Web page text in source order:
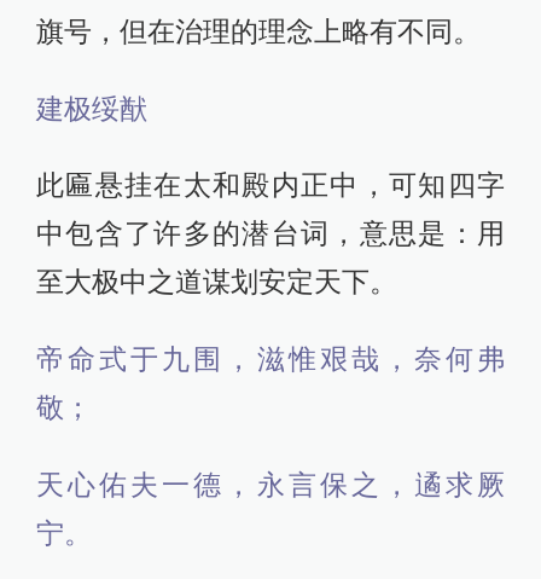
旗号，但在治理的理念上略有不同。
建极绥猷
此匾悬挂在太和殿内正中，可知四字
中包含了许多的潜台词，意思是：用
至大极中之道谋划安定天下。
帝命式于九围，滋惟艰哉，奈何弗
敬；
天心佑夫一德，永言保之，遹求厥
宁。